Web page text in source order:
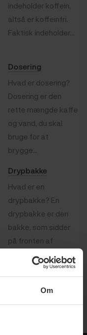
Om
indeholder koffein,
altså er koffeinfri.
Faktisk indeholder...
Dosering
Hvad er dosering?
Dosering er den
rette mængde kaffe
og vand, du skal
bruge for at
brygge...
Drypbakke
Hvad er en
drypbakke? En
drypbakke er den
bakke, som sidder
på fronten af
espressomaskinen,...